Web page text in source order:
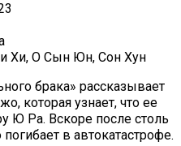
Хи, О Сын Юн, Сон Хун
брака» рассказывает
которая узнает, что ее
Ю Ра. Вскоре после столь
в автокатастрофе.